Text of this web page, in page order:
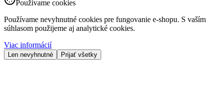
Používame cookies
Používame nevyhnutné cookies pre fungovanie e-shopu. S vaším
súhlasom použijeme aj analytické cookies.
Viac informácií
Len nevyhnutné Prijať všetky